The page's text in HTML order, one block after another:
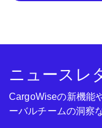
ニュースレ
CargoWiseの新機能
ーバルチームの洞察